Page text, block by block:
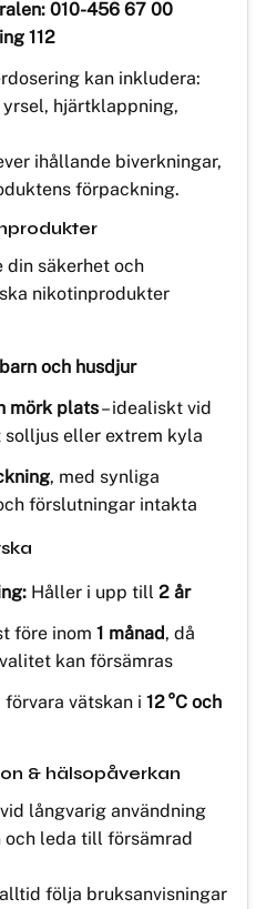
010-456 67 00
112
kan inkludera:
hjärtklappning,
ihållande biverkningar,
förpackning.
din säkerhet och
nikotinprodukter
och husdjur
mörk plats– idealiskt vid
solljus eller extrem kyla
, med synliga
förslutningar intakta
Håller i upp till 2 år
före inom 1 månad, då
kan försämras
vätskan i 12 °C och
& hälsopåverkan
långvarig användning
leda till försämrad
följa bruksanvisningar